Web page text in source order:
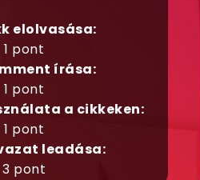
elolvasása:
1 pont
írása:
1 pont
a cikkeken:
1 pont
leadása:
3 pont